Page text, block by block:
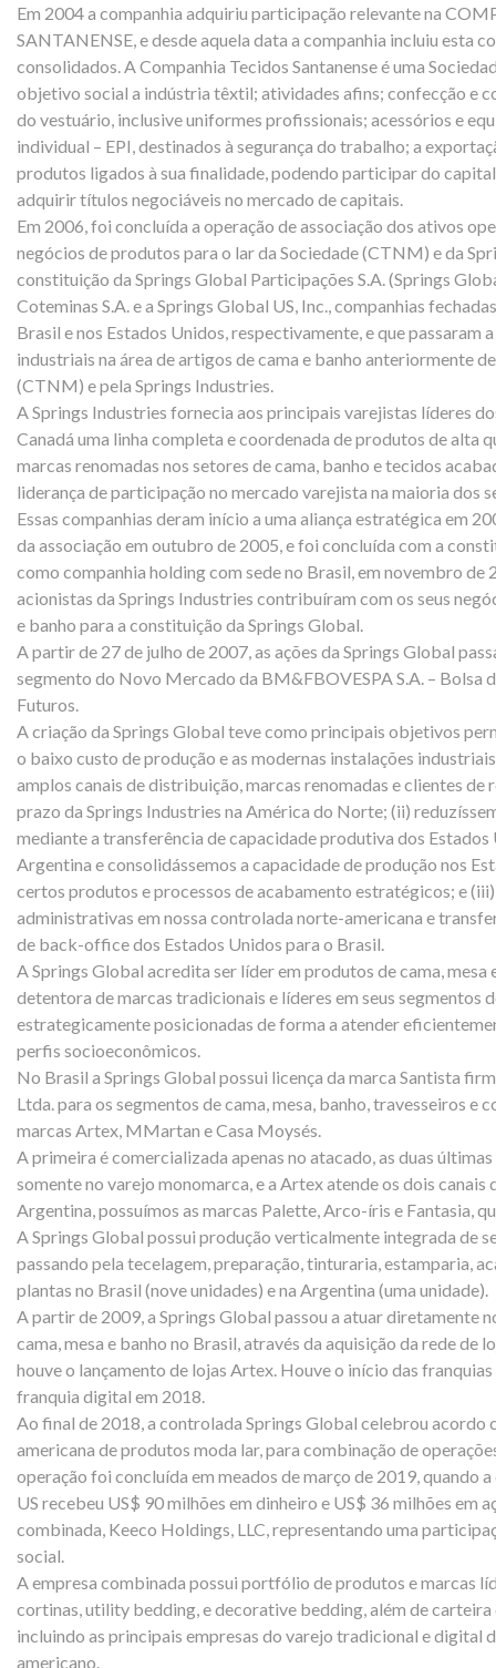
Em 2004 a companhia adquiriu participação relevante na
SANTANENSE, e desde aquela data a companhia incluiu esta
consolidados. A Companhia Tecidos Santanense é uma
objetivo social a indústria têxtil; atividades afins; confecção e
do vestuário, inclusive uniformes profissionais; acessórios e
individual – EPI, destinados à segurança do trabalho; a
produtos ligados à sua finalidade, podendo participar do
adquirir títulos negociáveis no mercado de capitais.
Em 2006, foi concluída a operação de associação dos ativos
negócios de produtos para o lar da Sociedade (CTNM) e da
constituição da Springs Global Participações S.A. (Springs
Coteminas S.A. e a Springs Global US, Inc., companhias
Brasil e nos Estados Unidos, respectivamente, e que passaram
industriais na área de artigos de cama e banho anteriormente
(CTNM) e pela Springs Industries.
A Springs Industries fornecia aos principais varejistas líderes
Canadá uma linha completa e coordenada de produtos de alta
marcas renomadas nos setores de cama, banho e tecidos
liderança de participação no mercado varejista na maioria dos
Essas companhias deram início a uma aliança estratégica em
da associação em outubro de 2005, e foi concluída com a
como companhia holding com sede no Brasil, em novembro de
acionistas da Springs Industries contribuíram com os seus
e banho para a constituição da Springs Global.
A partir de 27 de julho de 2007, as ações da Springs Global
segmento do Novo Mercado da BM&FBOVESPA S.A. – Bolsa
Futuros.
A criação da Springs Global teve como principais objetivos
o baixo custo de produção e as modernas instalações
amplos canais de distribuição, marcas renomadas e clientes de
prazo da Springs Industries na América do Norte; (ii)
mediante a transferência de capacidade produtiva dos Estados
Argentina e consolidássemos a capacidade de produção nos
certos produtos e processos de acabamento estratégicos; e
administrativas em nossa controlada norte-americana e
de back-office dos Estados Unidos para o Brasil.
A Springs Global acredita ser líder em produtos de cama, mesa
detentora de marcas tradicionais e líderes em seus segmentos
estrategicamente posicionadas de forma a atender
perfis socioeconômicos.
No Brasil a Springs Global possui licença da marca Santista
Ltda. para os segmentos de cama, mesa, banho, travesseiros e
marcas Artex, MMartan e Casa Moysés.
A primeira é comercializada apenas no atacado, as duas
somente no varejo monomarca, e a Artex atende os dois canais
Argentina, possuímos as marcas Palette, Arco-íris e Fantasia,
A Springs Global possui produção verticalmente integrada de
passando pela tecelagem, preparação, tinturaria, estamparia,
plantas no Brasil (nove unidades) e na Argentina (uma unidade).
A partir de 2009, a Springs Global passou a atuar diretamente
cama, mesa e banho no Brasil, através da aquisição da rede de
houve o lançamento de lojas Artex. Houve o início das
franquia digital em 2018.
Ao final de 2018, a controlada Springs Global celebrou acordo
americana de produtos moda lar, para combinação de
operação foi concluída em meados de março de 2019, quando
US recebeu US$ 90 milhões em dinheiro e US$ 36 milhões em
combinada, Keeco Holdings, LLC, representando uma
social.
A empresa combinada possui portfólio de produtos e marcas
cortinas, utility bedding, e decorative bedding, além de
incluindo as principais empresas do varejo tradicional e digital
americano.